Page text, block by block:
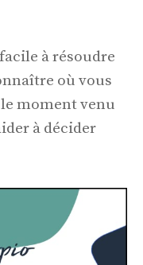
à résoudre
où vous
moment venu
à décider